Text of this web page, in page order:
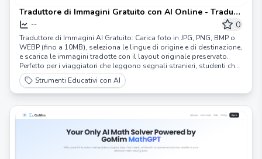
Traduttore di Immagini Gratuito con AI Online - Traduci
Testo nelle Foto Istantaneamente | ImageTranslator
-- 0
Traduttore di Immagini AI Gratuito: Carica foto in JPG, PNG, BMP o
WEBP (fino a 10MB), seleziona le lingue di origine e di destinazione,
e scarica le immagini tradotte con il layout originale preservato.
Perfetto per i viaggiatori che leggono segnali stranieri, studenti che
studiano documenti multilingue, o aziende che localizzano
contenuti visivi. Traduzione di testo OCR senza sforzo!
Strumenti Educativi con AI